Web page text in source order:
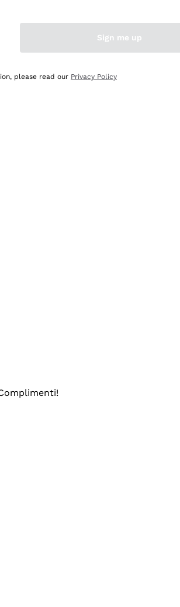
Sign me up
please read our Privacy Policy